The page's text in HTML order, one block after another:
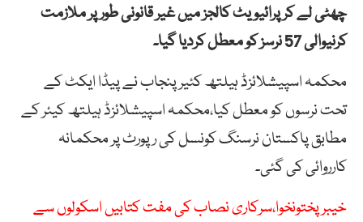
چھٹی لے کر پرائیویٹ کالجز میں غیر قانونی طور پر ملازمت
کرنیوالی 57 نرسز کو معطل کردیا گیا۔
محکمہ اسپیشلائزڈ ہیلتھ کئیر پنجاب نے پیڈا ایکٹ کے
تحت نرسوں کو معطل کیا،محکمہ اسپیشلائزڈ ہیلتھ کیئر کے
مطابق پاکستان نرسنگ کونسل کی رپورٹ پر محکمانہ
کارروائی کی گئی۔
خیبر پختونخوا،سرکاری نصاب کی مفت کتابیں اسکولوں سے